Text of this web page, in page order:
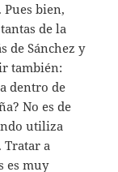
Pues bien,
de la
de Sánchez y
también:
dentro de
No es de
utiliza
Tratar a
es muy